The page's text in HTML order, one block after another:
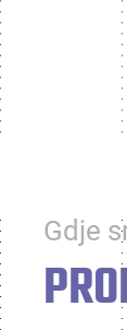
Gdje